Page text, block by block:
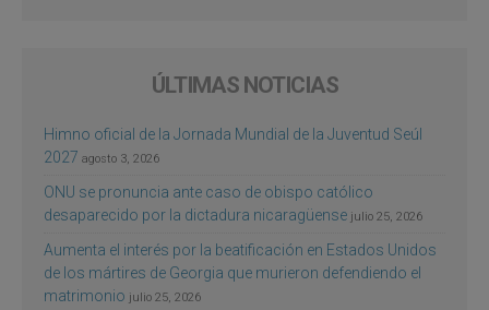
ÚLTIMAS NOTICIAS
Himno oficial de la Jornada Mundial de la Juventud Seúl
2027 agosto 3, 2026
ONU se pronuncia ante caso de obispo católico
desaparecido por la dictadura nicaragüense julio 25, 2026
Aumenta el interés por la beatificación en Estados Unidos
de los mártires de Georgia que murieron defendiendo el
matrimonio julio 25, 2026